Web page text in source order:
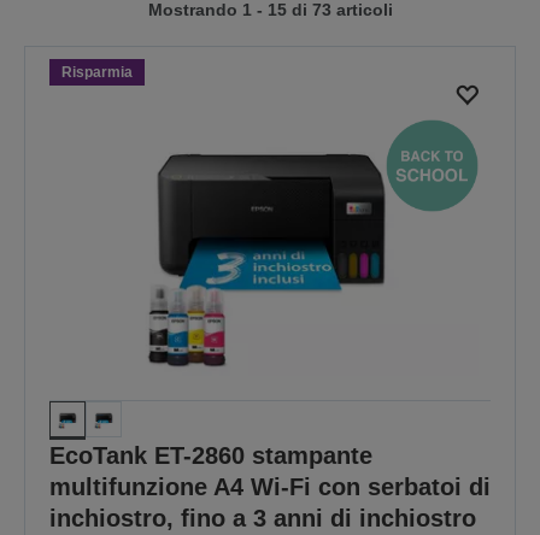
alla
alla
Mostrando 1 - 15 di 73 articoli
Risparmia
EcoTank ET-2860 stampante
multifunzione A4 Wi-Fi con serbatoi di
inchiostro, fino a 3 anni di inchiostro